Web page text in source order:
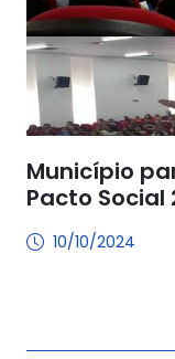
Município
Pacto Social
10/10/2024